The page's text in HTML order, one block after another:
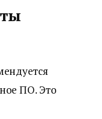
ПО. Это